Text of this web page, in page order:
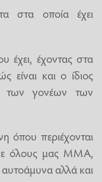
στα οποία έχει
έχει, έχοντας στα
είναι και ο ίδιος
των γονέων των
όπου περιέχονται
όλους μας ΜΜΑ,
αυτοάμυνα αλλά και